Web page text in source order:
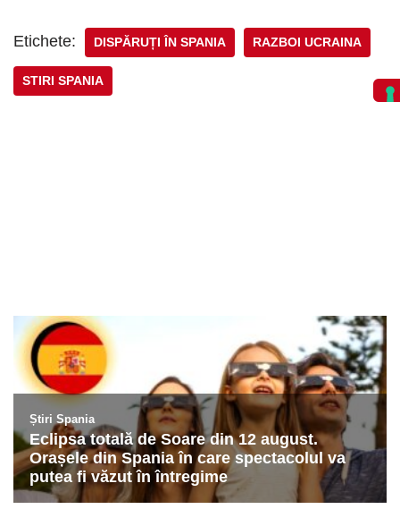
Etichete: DISPĂRUȚI ÎN SPANIA RAZBOI UCRAINA
STIRI SPANIA